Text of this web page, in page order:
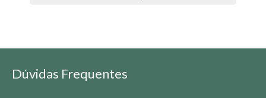
Dúvidas Frequentes